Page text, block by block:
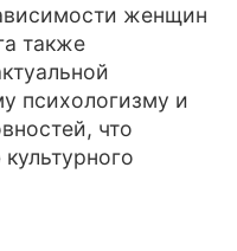
женщин
также
психологизму и
что